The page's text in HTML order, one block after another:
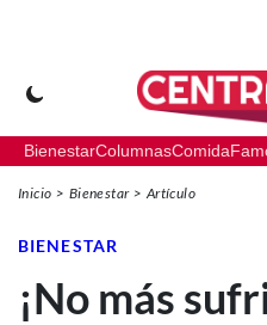
BienestarColumnasComida
Inicio Bienestar Artículo
BIENESTAR
¡No más